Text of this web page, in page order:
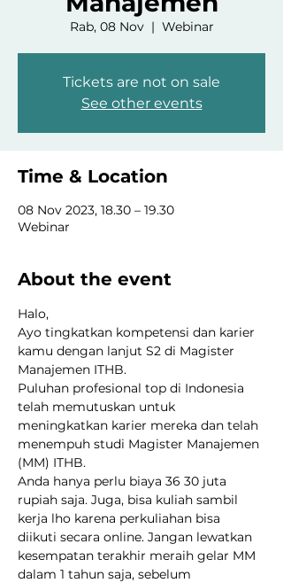
Rab, 08 Nov
  |
Webinar
Tickets are not on sale
See other events
Time & Location
08 Nov 2023, 18.30 – 19.30
Webinar
About the event
Halo,
Ayo tingkatkan kompetensi dan karier
kamu dengan lanjut S2 di Magister
Manajemen ITHB.
Puluhan profesional top di Indonesia
telah memutuskan untuk
meningkatkan karier mereka dan telah
menempuh studi Magister Manajemen
(MM) ITHB.
Anda hanya perlu biaya 36 30 juta
rupiah saja. Juga, bisa kuliah sambil
kerja lho karena perkuliahan bisa
diikuti secara online. Jangan lewatkan
kesempatan terakhir meraih gelar MM
dalam 1 tahun saja, sebelum